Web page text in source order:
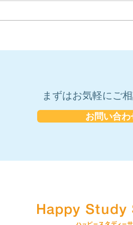
まずはお気軽にご
お問い合わ